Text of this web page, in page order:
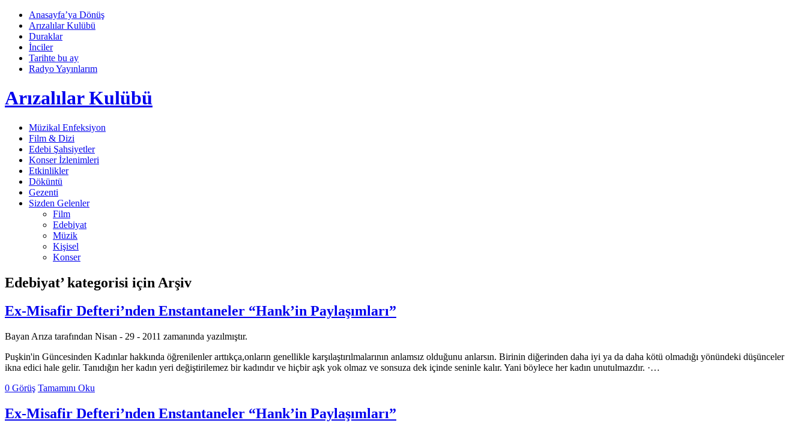
Anasayfa’ya Dönüş
Arızalılar Kulübü
Duraklar
İnciler
Tarihte bu ay
Radyo Yayınlarım
Arızalılar Kulübü
Müzikal Enfeksiyon
Film & Dizi
Edebi Şahsiyetler
Konser İzlenimleri
Etkinlikler
Döküntü
Gezenti
Sizden Gelenler
Film
Edebiyat
Müzik
Kişisel
Konser
Edebiyat’ kategorisi için Arşiv
Ex-Misafir Defteri’nden Enstantaneler “Hank’in Paylaşımları”
Bayan Arıza tarafından Nisan - 29 - 2011 zamanında yazılmıştır.
Puşkin'in Güncesinden Kadınlar hakkında öğrenilenler arttıkça,onların genellikle karşılaştırılmalarının anlamsız olduğunu anlarsın. Birinin diğerinden daha iyi ya da daha kötü olmadığı yönündeki düşünceler
ikna edici hale gelir. Tanıdığın her kadın yeri değiştirilemez bir kadındır ve hiçbir aşk yok olmaz ve sonsuza dek içinde seninle kalır. Yani böylece her kadın unutulmazdır. ·…
0 Görüş Tamamını Oku
Ex-Misafir Defteri’nden Enstantaneler “Hank’in Paylaşımları”